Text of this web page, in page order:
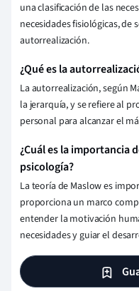
una clasificación de las
necesidades fisiológicas, de
autorrealización.
¿Qué es la
La autorrealización, según
la jerarquía, y se refiere al
personal para alcanzar el
¿Cuál es la importancia
psicología?
La teoría de Maslow es
proporciona un marco
entender la motivación
necesidades y guiar el